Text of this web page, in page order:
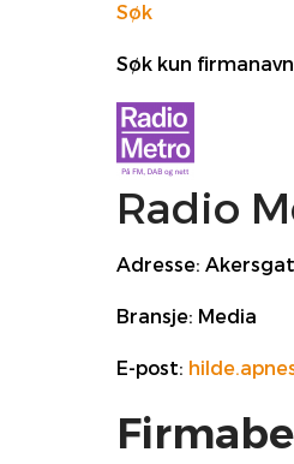
Søk
Søk kun firmanavn
Radio
Adresse:
Bransje: Media
E-post: